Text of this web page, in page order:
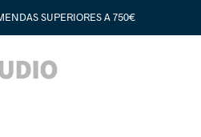
SUPERIORES A 750€